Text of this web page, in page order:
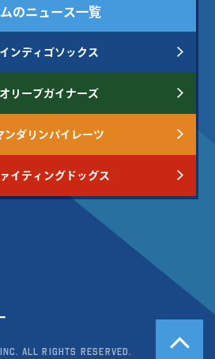
のニュース一覧
ンディゴソックス
リーブガイナーズ
ンダリンパイレーツ
イティングドッグス
All Rights Reserved.